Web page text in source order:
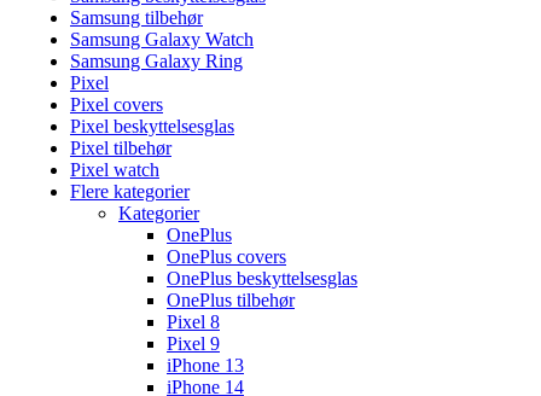
Samsung tilbehør
Samsung Galaxy Watch
Samsung Galaxy Ring
Pixel
Pixel covers
Pixel beskyttelsesglas
Pixel tilbehør
Pixel watch
Flere kategorier
Kategorier
OnePlus
OnePlus covers
OnePlus beskyttelsesglas
OnePlus tilbehør
Pixel 8
Pixel 9
iPhone 13
iPhone 14